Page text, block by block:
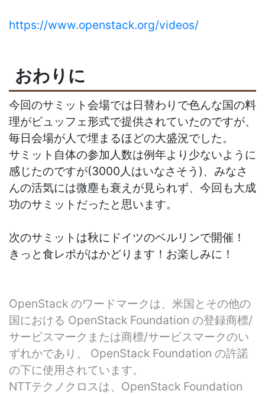
https://www.openstack.org/videos/
おわりに
今回のサミット会場では日替わりで色んな国の料
理がビュッフェ形式で提供されていたのですが、
毎日会場が人で埋まるほどの大盛況でした。
サミット自体の参加人数は例年より少ないように
感じたのですが(3000人はいなさそう)、みなさ
んの活気には微塵も衰えが見られず、今回も大成
功のサミットだったと思います。
次のサミットは秋にドイツのベルリンで開催！
きっと食レポがはかどります！お楽しみに！
OpenStack のワードマークは、米国とその他の
国における OpenStack Foundation の登録商標/
サービスマークまたは商標/サービスマークのい
ずれかであり、 OpenStack Foundation の許諾
の下に使用されています。
NTTテクノクロスは、OpenStack Foundation